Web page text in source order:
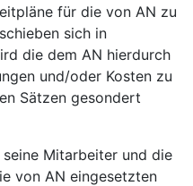
für die von AN zu
sich in
die dem AN hierdurch
und/oder Kosten zu
Sätzen gesondert
Mitarbeiter und die
von AN eingesetzten